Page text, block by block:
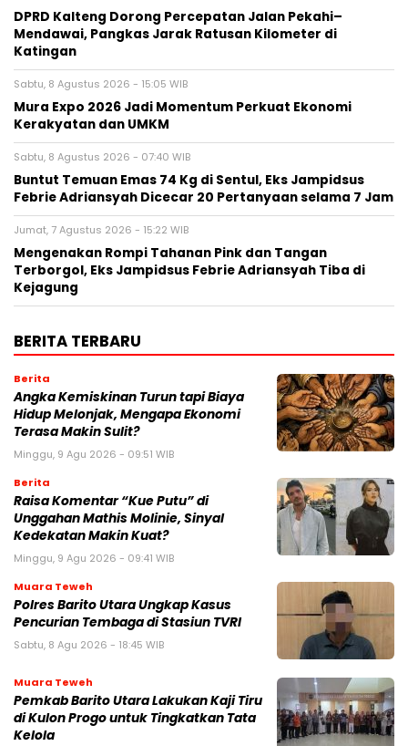
DPRD Kalteng Dorong Percepatan Jalan Pekahi–
Mendawai, Pangkas Jarak Ratusan Kilometer di
Katingan
Sabtu, 8 Agustus 2026 - 15:05 WIB
Mura Expo 2026 Jadi Momentum Perkuat Ekonomi
Kerakyatan dan UMKM
Sabtu, 8 Agustus 2026 - 07:40 WIB
Buntut Temuan Emas 74 Kg di Sentul, Eks Jampidsus
Febrie Adriansyah Dicecar 20 Pertanyaan selama 7 Jam
Jumat, 7 Agustus 2026 - 15:22 WIB
Mengenakan Rompi Tahanan Pink dan Tangan
Terborgol, Eks Jampidsus Febrie Adriansyah Tiba di
Kejagung
BERITA TERBARU
Berita
Angka Kemiskinan Turun tapi Biaya
Hidup Melonjak, Mengapa Ekonomi
Terasa Makin Sulit?
Minggu, 9 Agu 2026 - 09:51 WIB
Berita
Raisa Komentar “Kue Putu” di
Unggahan Mathis Molinie, Sinyal
Kedekatan Makin Kuat?
Minggu, 9 Agu 2026 - 09:41 WIB
Muara Teweh
Polres Barito Utara Ungkap Kasus
Pencurian Tembaga di Stasiun TVRI
Sabtu, 8 Agu 2026 - 18:45 WIB
Muara Teweh
Pemkab Barito Utara Lakukan Kaji Tiru
di Kulon Progo untuk Tingkatkan Tata
Kelola